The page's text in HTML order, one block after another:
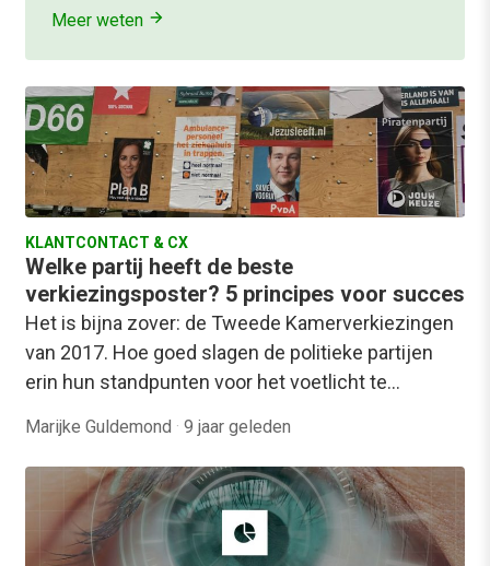
Meer weten
KLANTCONTACT & CX
Welke partij heeft de beste
verkiezingsposter? 5 principes voor succes
Het is bijna zover: de Tweede Kamerverkiezingen
van 2017. Hoe goed slagen de politieke partijen
erin hun standpunten voor het voetlicht te…
Marijke Guldemond · 9 jaar geleden